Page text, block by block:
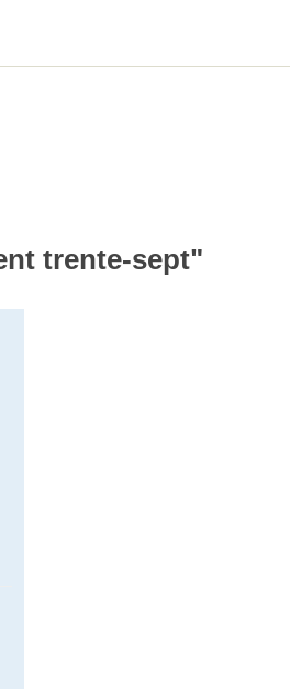
trente-sept"